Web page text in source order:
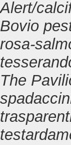
Alert/
Bovio
rosa-
The